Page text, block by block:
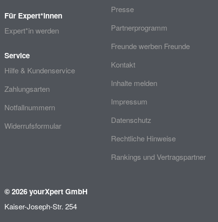
Für Expert*innen
Expert*in werden
Service
Hilfe & Kundenservice
Zahlungsarten
Notfallnummern
Widerrufsformular
Presse
Partnerprogramm
Freunde werben Freunde
Kontakt
Inhalte melden
Impressum
Datenschutz
Rechtliche Hinweise
Rankings und Vertragspartner
© 2026 yourXpert GmbH
Kaiser-Joseph-Str. 254